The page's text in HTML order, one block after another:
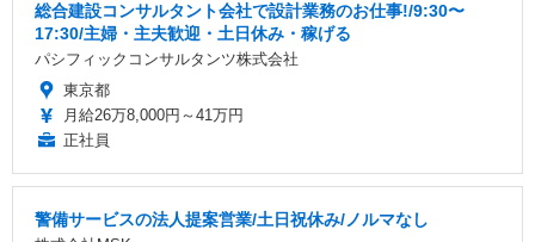
総合建設コンサルタント会社で設計業務のお仕事!/9:30〜
17:30/主婦・主夫歓迎・土日休み・稼げる
パシフィックコンサルタンツ株式会社
東京都
月給26万8,000円～41万円
正社員
警備サービスの法人提案営業/土日祝休み/ノルマなし